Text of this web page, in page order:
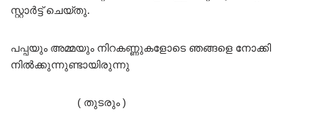
സ്റ്റാർട്ട് ചെയ്തു.
പപ്പയും അമ്മയും നിറകണ്ണുകളോടെ ഞങ്ങളെ നോക്കി
നിൽക്കുന്നുണ്ടായിരുന്നു
( തുടരും )